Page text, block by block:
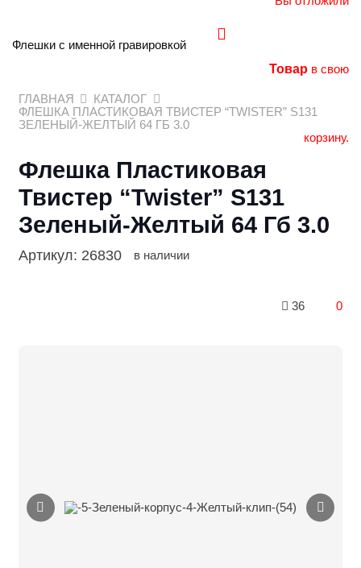
Флешки с именной гравировкой
Товарв свою
корзину.
ГЛАВНАЯ
КАТАЛОГ
ФЛЕШКА ПЛАСТИКОВАЯ ТВИСТЕР “TWISTER” S131
ЗЕЛЕНЫЙ-ЖЕЛТЫЙ 64 ГБ 3.0
Флешка Пластиковая
Твистер “Twister” S131
Зеленый-Желтый 64 Гб 3.0
Артикул: 26830 в наличии
36 0